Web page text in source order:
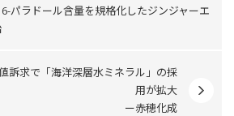
パラドール含量を規格化したジンジャーエ
訴求で「海洋深層水ミネラル」の採
用が拡大
ー赤穂化成